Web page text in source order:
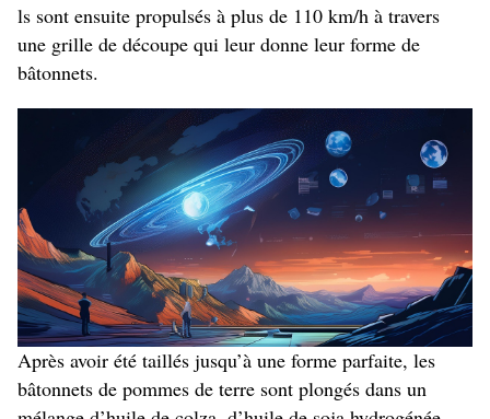
ls sont ensuite propulsés à plus de 110 km/h à travers
une grille de découpe qui leur donne leur forme de
bâtonnets.
Après avoir été taillés jusqu’à une forme parfaite, les
bâtonnets de pommes de terre sont plongés dans un